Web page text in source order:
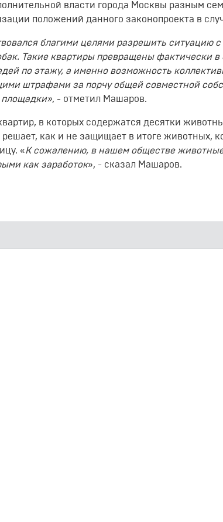
власти города Москвы разным
положений данного законопроекта в
благими целями разрешить ситуацию
Такие квартиры превращены фактически в
по этажу, а именно возможность
штрафами за порчу общей совместной
площадки», - отметил Машаров.
в которых содержатся десятки
решает, как и не защищает в итоге животных,
«К сожалению, в нашем обществе
как заработок», - сказал Машаров.